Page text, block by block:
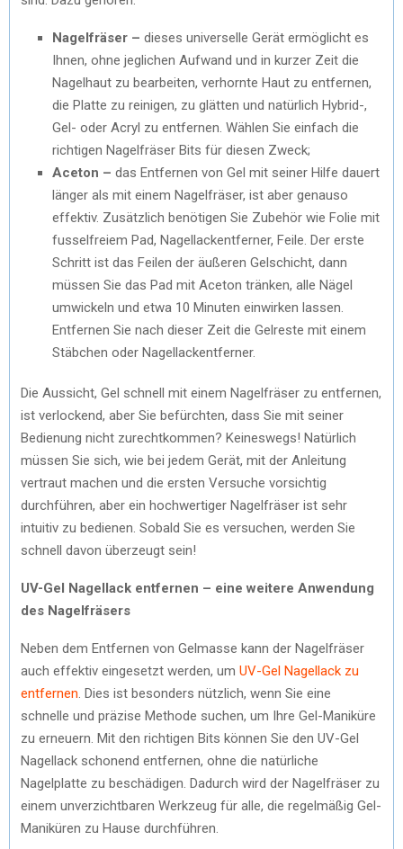
Nagelfräser – dieses universelle Gerät ermöglicht es
Ihnen, ohne jeglichen Aufwand und in kurzer Zeit die
Nagelhaut zu bearbeiten, verhornte Haut zu entfernen,
die Platte zu reinigen, zu glätten und natürlich Hybrid-,
Gel- oder Acryl zu entfernen. Wählen Sie einfach die
richtigen Nagelfräser Bits für diesen Zweck;
Aceton – das Entfernen von Gel mit seiner Hilfe dauert
länger als mit einem Nagelfräser, ist aber genauso
effektiv. Zusätzlich benötigen Sie Zubehör wie Folie mit
fusselfreiem Pad, Nagellackentferner, Feile. Der erste
Schritt ist das Feilen der äußeren Gelschicht, dann
müssen Sie das Pad mit Aceton tränken, alle Nägel
umwickeln und etwa 10 Minuten einwirken lassen.
Entfernen Sie nach dieser Zeit die Gelreste mit einem
Stäbchen oder Nagellackentferner.
Die Aussicht, Gel schnell mit einem Nagelfräser zu entfernen,
ist verlockend, aber Sie befürchten, dass Sie mit seiner
Bedienung nicht zurechtkommen? Keineswegs! Natürlich
müssen Sie sich, wie bei jedem Gerät, mit der Anleitung
vertraut machen und die ersten Versuche vorsichtig
durchführen, aber ein hochwertiger Nagelfräser ist sehr
intuitiv zu bedienen. Sobald Sie es versuchen, werden Sie
schnell davon überzeugt sein!
UV-Gel Nagellack entfernen – eine weitere Anwendung
des Nagelfräsers
Neben dem Entfernen von Gelmasse kann der Nagelfräser
auch effektiv eingesetzt werden, um UV-Gel Nagellack zu
entfernen . Dies ist besonders nützlich, wenn Sie eine
schnelle und präzise Methode suchen, um Ihre Gel-Maniküre
zu erneuern. Mit den richtigen Bits können Sie den UV-Gel
Nagellack schonend entfernen, ohne die natürliche
Nagelplatte zu beschädigen. Dadurch wird der Nagelfräser zu
einem unverzichtbaren Werkzeug für alle, die regelmäßig Gel-
Maniküren zu Hause durchführen.